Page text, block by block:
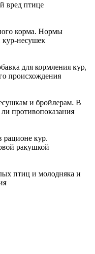
вред птице
корма. Нормы
кур-несушек
для кормления кур,
происхождения
и бройлерам. В
противопоказания
рационе кур.
ракушкой
птиц и молодняка и